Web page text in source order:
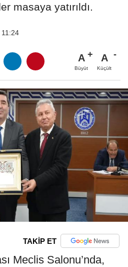
masaya yatırıldı.
A
Büyüt
A
Küçült
TAKİP ET
Meclis Salonu’nda,